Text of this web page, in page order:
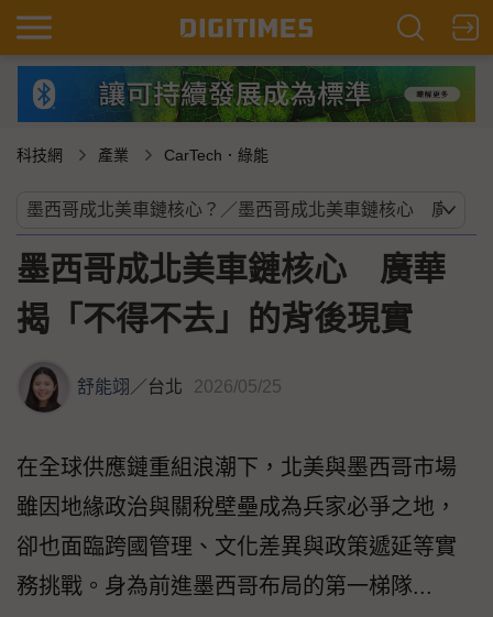
科技網 產業 CarTech．綠能
墨西哥成北美車鏈核心 廣華
揭「不得不去」的背後現實
舒能翊 ／台北 2026/05/25
在全球供應鏈重組浪潮下，北美與墨西哥市場
雖因地緣政治與關稅壁壘成為兵家必爭之地，
卻也面臨跨國管理、文化差異與政策遞延等實
務挑戰。身為前進墨西哥布局的第一梯隊...